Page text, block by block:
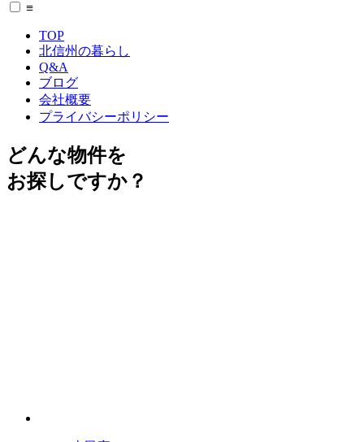
≡
TOP
北信州の暮らし
Q&A
ブログ
会社概要
プライバシーポリシー
どんな物件を
お探しですか？